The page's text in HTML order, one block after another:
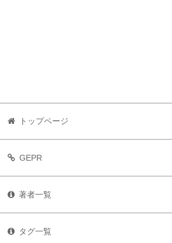
トップページ
GEPR
著者一覧
タグ一覧